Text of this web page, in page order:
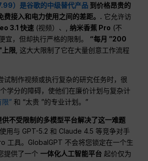
）是谷歌的中级替代产品 到价格昂贵的
接入和电力使用之间的差距。. 它允许访
3.1 快速 (视频）、, 纳米香蕉 Pro (不
宜，但却执行严格的限制。 “每月 ”200
上限 , 这大大限制了它在大量创意工作流程
试制作视频或执行复杂的研究任务时，很
学分的障碍，使他们在廉价计划与复杂计
限” 和 “太贵 ”的专业计划。”
不受限制的多模型平台解决了这一难题
用与 GPT-5.2 和 Claude 4.5 等竞争对手
工具。GlobalGPT 不会将您锁定在一个生
提供了一个一体化人工智能平台 起价仅为